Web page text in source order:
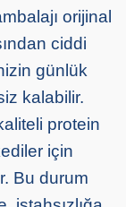
orijinal
ciddi
günlük
kalabilir.
protein
için
Bu durum